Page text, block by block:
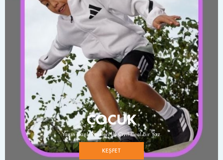
ÇOCUK
Yazın Canlı Renkleri İle Cıvıl Cıvıl Bir Yaz.
KEŞFET